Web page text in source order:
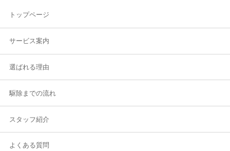
トップページ
サービス案内
選ばれる理由
駆除までの流れ
スタッフ紹介
よくある質問